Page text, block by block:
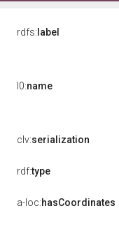
rdfs: label
l0:name
clv:serialization
rdf:type
a-loc:hasCoordinates